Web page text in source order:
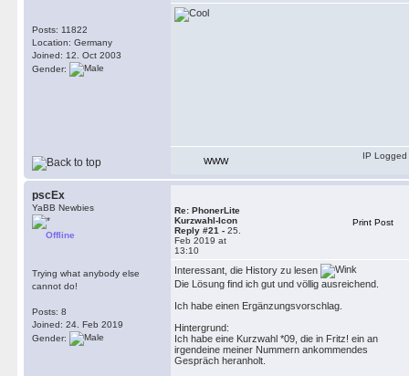
Posts: 11822
Location: Germany
Joined: 12. Oct 2003
Gender:
WWW
IP Logged
pscEx
YaBB Newbies
Offline
Trying what anybody else
cannot do!
Posts: 8
Joined: 24. Feb 2019
Gender:
Re: PhonerLite
Kurzwahl-Icon
Reply #21 - 25.
Feb 2019 at
13:10
Print Post
Interessant, die History zu lesen
Die Lösung find ich gut und völlig ausreichend.
Ich habe einen Ergänzungsvorschlag.
Hintergrund:
Ich habe eine Kurzwahl *09, die in Fritz! ein an
irgendeine meiner Nummern ankommendes
Gespräch heranholt.